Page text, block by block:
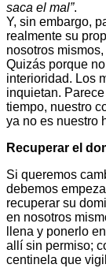
saca el mal”.
Y, sin embargo,
realmente su
nosotros
Quizás porque
interioridad. Los
inquietan.
tiempo, nuestro
ya no es nuestro
Recuperar el
Si queremos
debemos
recuperar su
en nosotros
llena y ponerlo
allí sin permiso;
centinela que